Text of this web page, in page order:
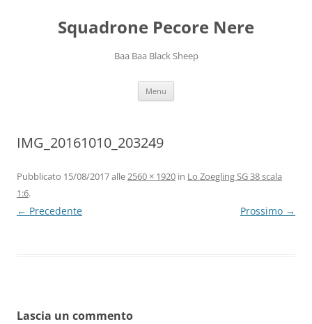
Squadrone Pecore Nere
Baa Baa Black Sheep
Menu
IMG_20161010_203249
Pubblicato 15/08/2017alle2560 × 1920 in Lo Zoegling SG 38 scala
1:6.
← Precedente Prossimo →
Lascia un commento